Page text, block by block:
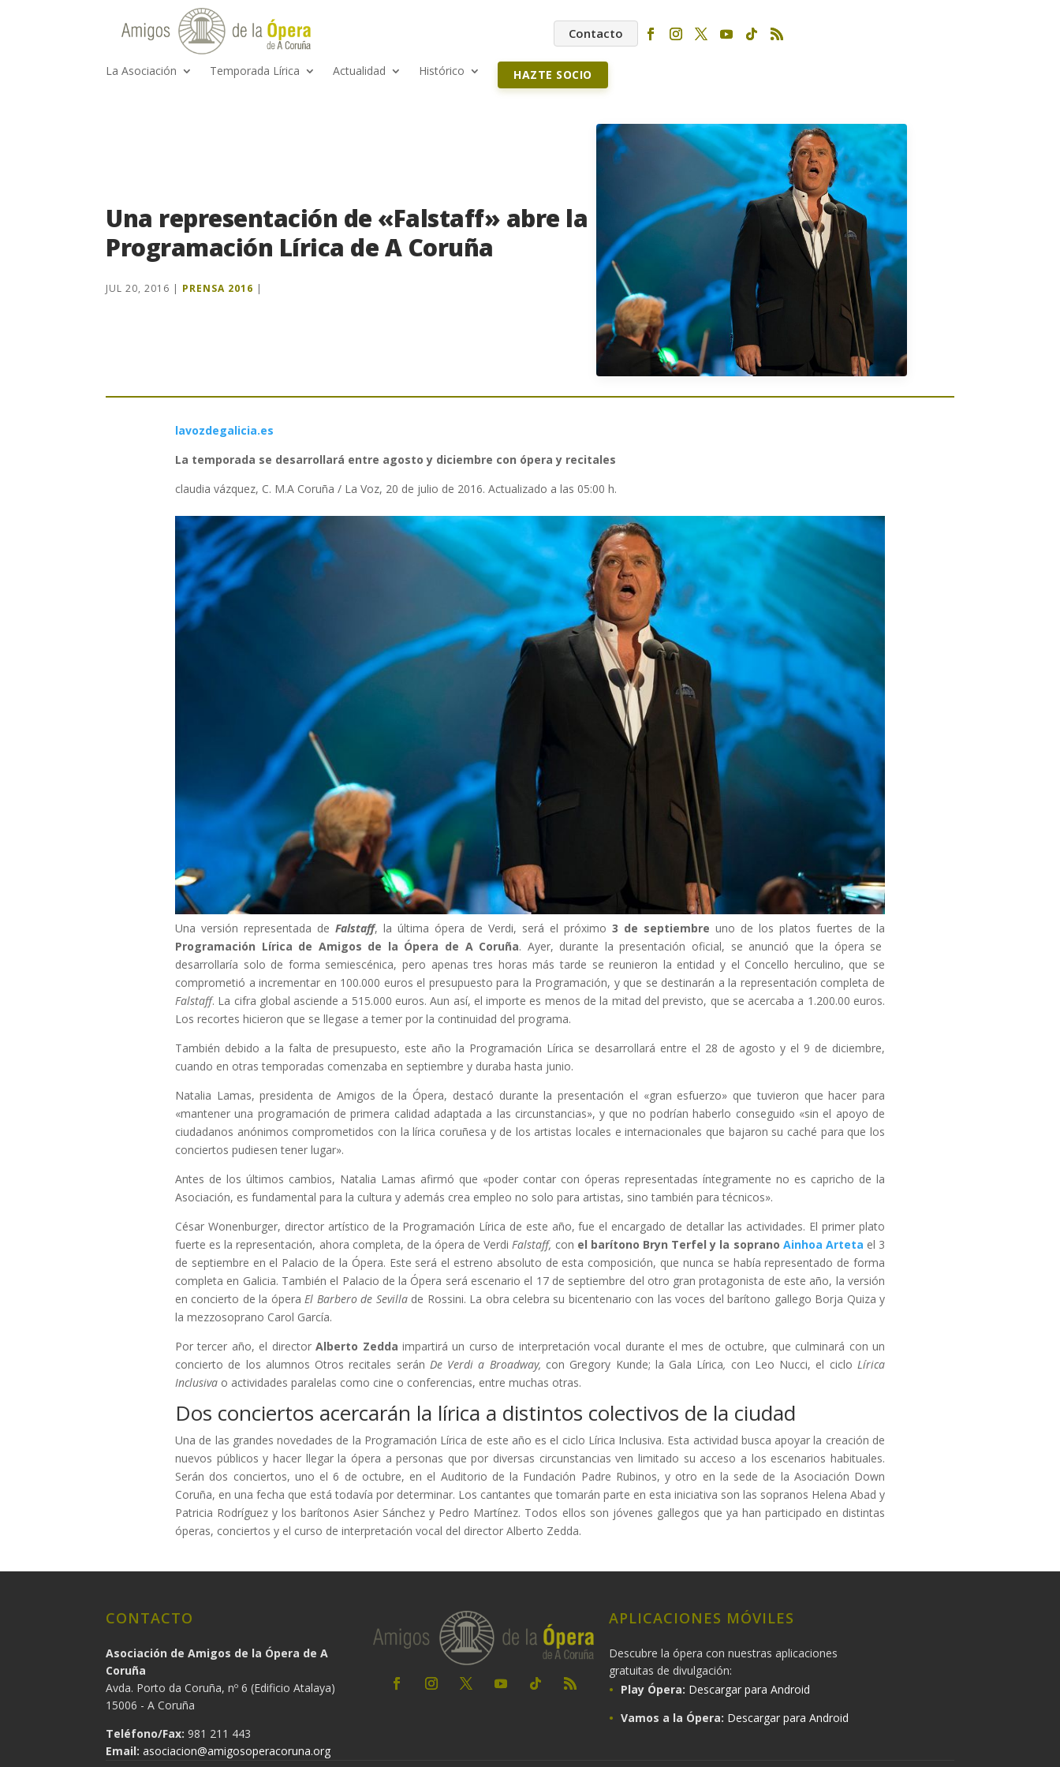
Contacto
La Asociación Temporada Lírica Actualidad Histórico HAZTE SOCIO
Una representación de «Falstaff» abre la
Programación Lírica de A Coruña
JUL 20, 2016 | PRENSA 2016 |
lavozdegalicia.es
La temporada se desarrollará entre agosto y diciembre con ópera y recitales
claudia vázquez, C. M.A Coruña / La Voz, 20 de julio de 2016. Actualizado a las 05:00 h.
Una versión representada de Falstaff, la última ópera de Verdi, será el próximo 3 de septiembre uno de los platos fuertes de la
Programación Lírica de Amigos de la Ópera de A Coruña. Ayer, durante la presentación oficial, se anunció que la ópera se
desarrollaría solo de forma semiescénica, pero apenas tres horas más tarde se reunieron la entidad y el Concello herculino, que se
comprometió a incrementar en 100.000 euros el presupuesto para la Programación, y que se destinarán a la representación completa de
Falstaff. La cifra global asciende a 515.000 euros. Aun así, el importe es menos de la mitad del previsto, que se acercaba a 1.200.00 euros.
Los recortes hicieron que se llegase a temer por la continuidad del programa.
También debido a la falta de presupuesto, este año la Programación Lírica se desarrollará entre el 28 de agosto y el 9 de diciembre,
cuando en otras temporadas comenzaba en septiembre y duraba hasta junio.
Natalia Lamas, presidenta de Amigos de la Ópera, destacó durante la presentación el «gran esfuerzo» que tuvieron que hacer para
«mantener una programación de primera calidad adaptada a las circunstancias», y que no podrían haberlo conseguido «sin el apoyo de
ciudadanos anónimos comprometidos con la lírica coruñesa y de los artistas locales e internacionales que bajaron su caché para que los
conciertos pudiesen tener lugar».
Antes de los últimos cambios, Natalia Lamas afirmó que «poder contar con óperas representadas íntegramente no es capricho de la
Asociación, es fundamental para la cultura y además crea empleo no solo para artistas, sino también para técnicos».
César Wonenburger, director artístico de la Programación Lírica de este año, fue el encargado de detallar las actividades. El primer plato
fuerte es la representación, ahora completa, de la ópera de Verdi Falstaff, con el barítono Bryn Terfel y la soprano Ainhoa Arteta el 3
de septiembre en el Palacio de la Ópera. Este será el estreno absoluto de esta composición, que nunca se había representado de forma
completa en Galicia. También el Palacio de la Ópera será escenario el 17 de septiembre del otro gran protagonista de este año, la versión
en concierto de la ópera El Barbero de Sevillade Rossini. La obra celebra su bicentenario con las voces del barítono gallego Borja Quiza y
la mezzosoprano Carol García.
Por tercer año, el directorAlberto Zedda impartirá un curso de interpretación vocal durante el mes de octubre, que culminará con un
concierto de los alumnos Otros recitales serán De Verdi a Broadway, con Gregory Kunde; la Gala Lírica, con Leo Nucci, el ciclo Lírica
Inclusiva o actividades paralelas como cine o conferencias, entre muchas otras.
Dos conciertos acercarán la lírica a distintos colectivos de la ciudad
Una de las grandes novedades de la Programación Lírica de este año es el ciclo Lírica Inclusiva. Esta actividad busca apoyar la creación de
nuevos públicos y hacer llegar la ópera a personas que por diversas circunstancias ven limitado su acceso a los escenarios habituales.
Serán dos conciertos, uno el 6 de octubre, en el Auditorio de la Fundación Padre Rubinos, y otro en la sede de la Asociación Down
Coruña, en una fecha que está todavía por determinar. Los cantantes que tomarán parte en esta iniciativa son las sopranos Helena Abad y
Patricia Rodríguez y los barítonos Asier Sánchez y Pedro Martínez. Todos ellos son jóvenes gallegos que ya han participado en distintas
óperas, conciertos y el curso de interpretación vocal del director Alberto Zedda.
CONTACTO
Asociación de Amigos de la Ópera de A
Coruña
Avda. Porto da Coruña, nº 6 (Edificio Atalaya)
15006 - A Coruña
Teléfono/Fax: 981 211 443
Email: asociacion@amigosoperacoruna.org
APLICACIONES MÓVILES
Descubre la ópera con nuestras aplicaciones
gratuitas de divulgación:
Play Ópera: Descargar para Android
Vamos a la Ópera: Descargar para Android